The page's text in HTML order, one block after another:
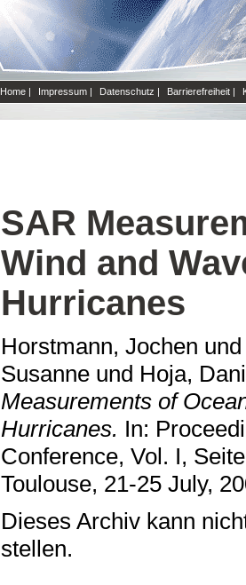
Home | Impressum | Datenschutz | Barrierefreiheit |
SAR
Wind and
Hurricanes
Horstmann, Jochen
Susanne und Hoja,
Measurements of
Hurricanes. In:
Conference, Vol. I,
Toulouse, 21-25 July,
Dieses Archiv kann
stellen.